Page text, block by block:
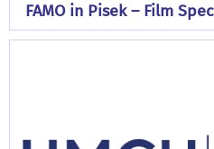
FAMO in Pisek – Film